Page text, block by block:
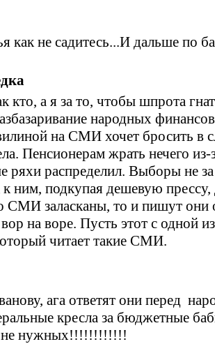
как не садитесь...И дальше по
кто, а я за то, чтобы шпрота
народных
на СМИ хочет бросить в
Пенсионерам жрать нечего из-
ряхи распределил. Выборы не
к ним, подкупая дешевую
СМИ заласканы, то и пишут они
вор на воре. Пусть этот с одной
читает такие СМИ.
ага ответят они перед
кресла за бюджетные
не нужных!!!!!!!!!!!!